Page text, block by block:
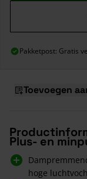
Pakketpost: Gratis
Toevoegen
Plus- en
hoge